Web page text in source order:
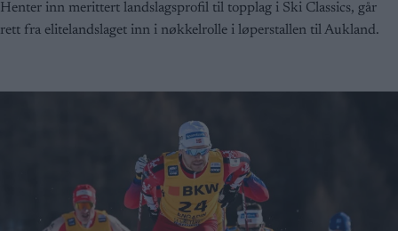
Henter inn merittert landslagsprofil til topplag i Ski Classics, går
rett fra elitelandslaget inn i nøkkelrolle i løperstallen til Aukland.